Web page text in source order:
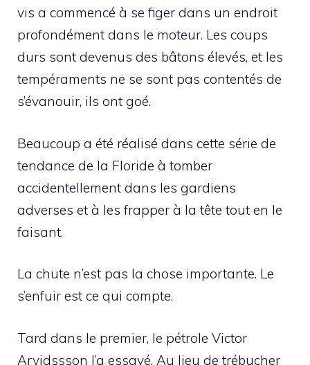
vis a commencé à se figer dans un endroit
profondément dans le moteur. Les coups
durs sont devenus des bâtons élevés, et les
tempéraments ne se sont pas contentés de
s’évanouir, ils ont goé.
Beaucoup a été réalisé dans cette série de
tendance de la Floride à tomber
accidentellement dans les gardiens
adverses et à les frapper à la tête tout en le
faisant.
La chute n’est pas la chose importante. Le
s’enfuir est ce qui compte.
Tard dans le premier, le pétrole Victor
Arvidssson l’a essayé. Au lieu de trébucher